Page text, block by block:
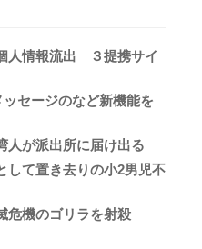
人情報流出 ３提携サイ
セージのなど新機能を
人が派出所に届け出る
して置き去りの小2男児不
危機のゴリラを射殺